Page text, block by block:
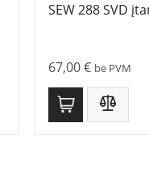
SEW 288 SVD
67,00€ be PVM